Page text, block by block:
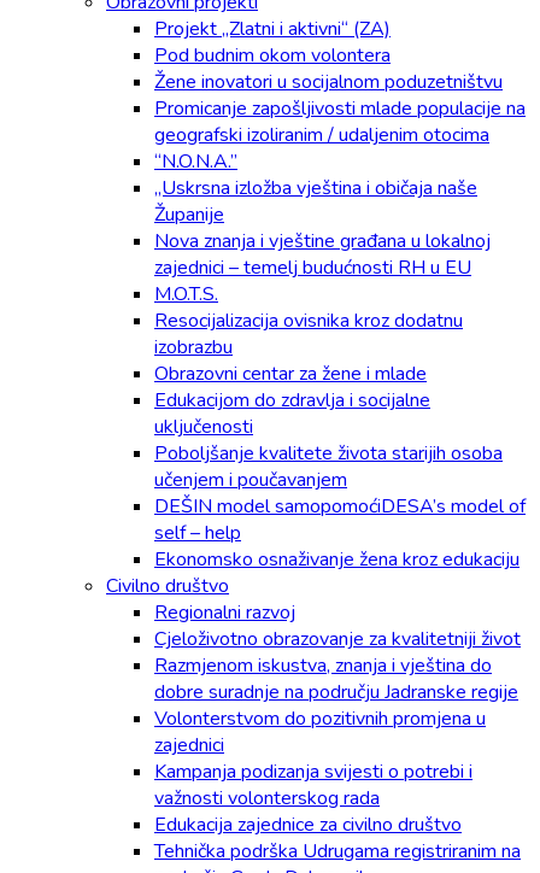
Projekt „Zlatni i aktivni“ (ZA)
Pod budnim okom volontera
Žene inovatori u socijalnom poduzetništvu
Promicanje zapošljivosti mlade populacije na
geografski izoliranim / udaljenim otocima
“N.O.N.A.”
„Uskrsna izložba vještina i običaja naše
Županije
Nova znanja i vještine građana u lokalnoj
zajednici – temelj budućnosti RH u EU
M.O.T.S.
Resocijalizacija ovisnika kroz dodatnu
izobrazbu
Obrazovni centar za žene i mlade
Edukacijom do zdravlja i socijalne
uključenosti
Poboljšanje kvalitete života starijih osoba
učenjem i poučavanjem
DEŠIN model samopomoćiDESA’s model of
self – help
Ekonomsko osnaživanje žena kroz edukaciju
Civilno društvo
Regionalni razvoj
Cjeloživotno obrazovanje za kvalitetniji život
Razmjenom iskustva, znanja i vještina do
dobre suradnje na području Jadranske regije
Volonterstvom do pozitivnih promjena u
zajednici
Kampanja podizanja svijesti o potrebi i
važnosti volonterskog rada
Edukacija zajednice za civilno društvo
Tehnička podrška Udrugama registriranim na